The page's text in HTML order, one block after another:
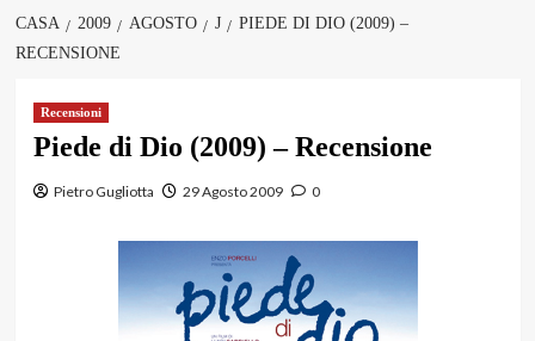
CASA 2009 AGOSTO J
PIEDE DI DIO (2009) –
RECENSIONE
Recensioni
Piede di Dio (2009) – Recensione
Pietro Gugliotta 29 Agosto 2009 0